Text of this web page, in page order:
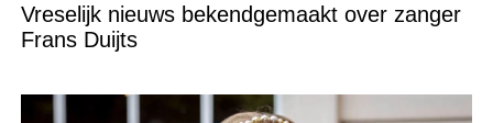
Vreselijk nieuws bekendgemaakt over zanger
Frans Duijts